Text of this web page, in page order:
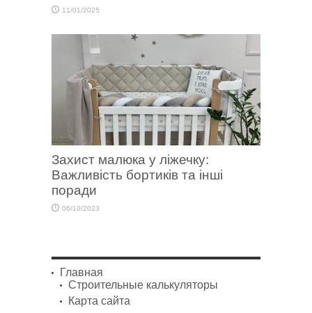
11/01/2025
Захист малюка у ліжечку:
Важливість бортиків та інші
поради
06/10/2023
Главная
Строительные калькуляторы
Карта сайта